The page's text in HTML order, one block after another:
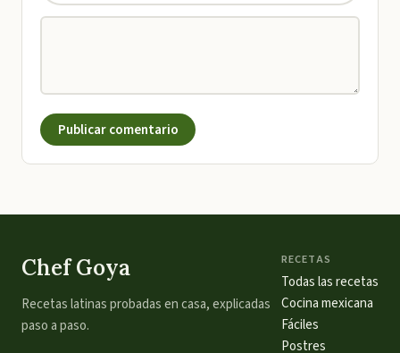
Publicar comentario
Chef Goya
Recetas latinas probadas en casa, explicadas
paso a paso.
RECETAS
Todas las recetas
Cocina mexicana
Fáciles
Postres